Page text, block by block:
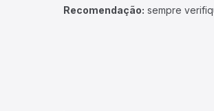
Recomendação: sempre